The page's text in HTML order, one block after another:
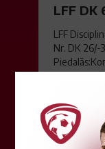
LFF DK
LFF
Nr. DK 26/-